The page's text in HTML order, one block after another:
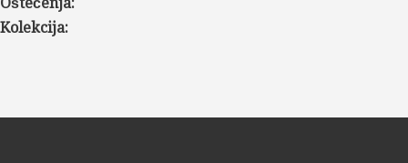
Kolekcija: